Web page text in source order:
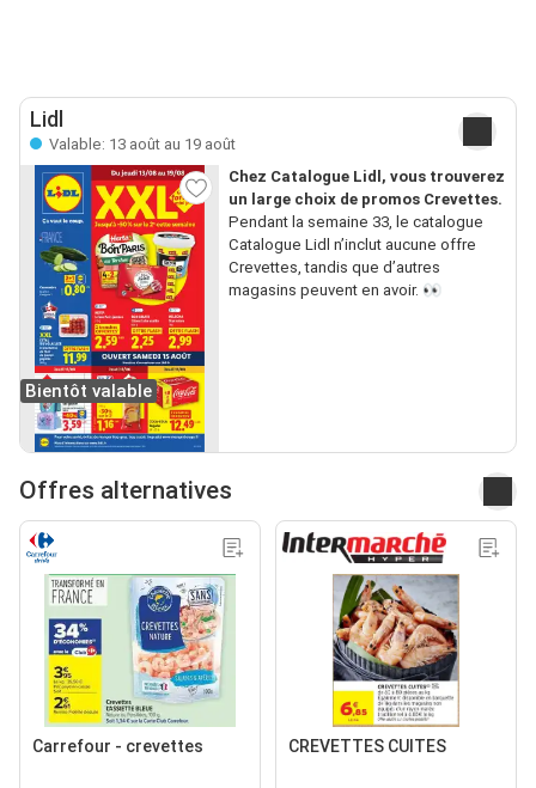
Lidl
Valable: 13 août au 19 août
Bientôt valable
Chez Catalogue Lidl, vous trouverez
un large choix de promos Crevettes.
Pendant la semaine 33, le catalogue
Catalogue Lidl n’inclut aucune offre
Crevettes, tandis que d’autres
magasins peuvent en avoir. 👀
Offres alternatives
Carrefour - crevettes CREVETTES CUITES